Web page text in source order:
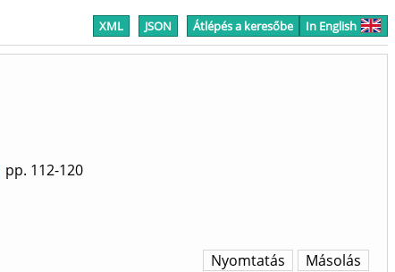
XML JSON Átlépés a keresőbe In English
pp. 112-120
Másolás
Nyomtatás